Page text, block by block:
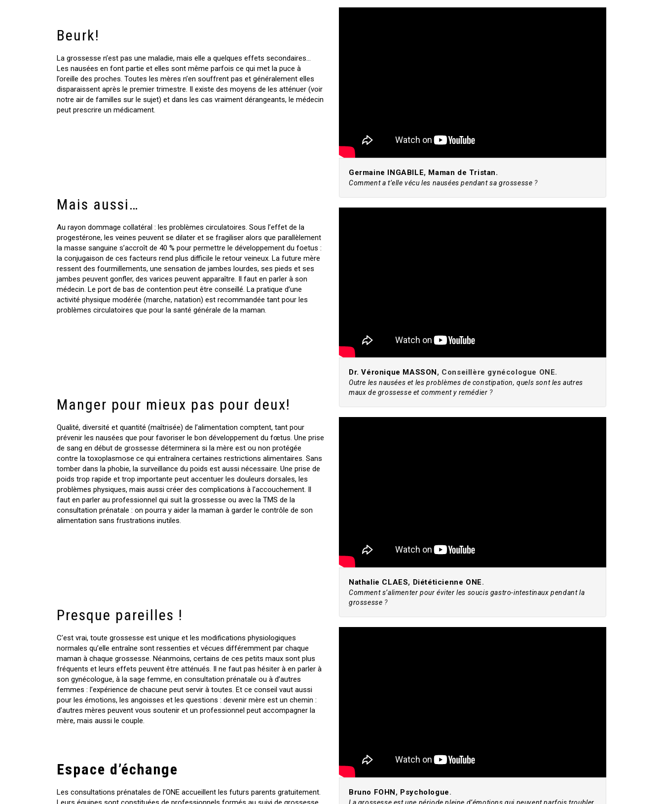
Beurk!
La grossesse n’est pas une maladie, mais elle a quelques effets secondaires…
Les nausées en font partie et elles sont même parfois ce qui met la puce à
l’oreille des proches. Toutes les mères n’en souffrent pas et généralement elles
disparaissent après le premier trimestre. Il existe des moyens de les atténuer (voir
notre air de familles sur le sujet) et dans les cas vraiment dérangeants, le médecin
peut prescrire un médicament.
Mais aussi…
Au rayon dommage collatéral : les problèmes circulatoires. Sous l’effet de la
progestérone, les veines peuvent se dilater et se fragiliser alors que parallèlement
la masse sanguine s’accroît de 40 % pour permettre le développement du foetus :
la conjugaison de ces facteurs rend plus difficile le retour veineux. La future mère
ressent des fourmillements, une sensation de jambes lourdes, ses pieds et ses
jambes peuvent gonfler, des varices peuvent apparaître. Il faut en parler à son
médecin. Le port de bas de contention peut être conseillé. La pratique d’une
activité physique modérée (marche, natation) est recommandée tant pour les
problèmes circulatoires que pour la santé générale de la maman.
Manger pour mieux pas pour deux!
Qualité, diversité et quantité (maîtrisée) de l’alimentation comptent, tant pour
prévenir les nausées que pour favoriser le bon développement du fœtus. Une prise
de sang en début de grossesse déterminera si la mère est ou non protégée
contre la toxoplasmose ce qui entraînera certaines restrictions alimentaires. Sans
tomber dans la phobie, la surveillance du poids est aussi nécessaire. Une prise de
poids trop rapide et trop importante peut accentuer les douleurs dorsales, les
problèmes physiques, mais aussi créer des complications à l’accouchement. Il
faut en parler au professionnel qui suit la grossesse ou avec la TMS de la
consultation prénatale : on pourra y aider la maman à garder le contrôle de son
alimentation sans frustrations inutiles.
Presque pareilles !
C’est vrai, toute grossesse est unique et les modifications physiologiques
normales qu’elle entraîne sont ressenties et vécues différemment par chaque
maman à chaque grossesse. Néanmoins, certains de ces petits maux sont plus
fréquents et leurs effets peuvent être atténués. Il ne faut pas hésiter à en parler à
son gynécologue, à la sage femme, en consultation prénatale ou à d’autres
femmes : l’expérience de chacune peut servir à toutes. Et ce conseil vaut aussi
pour les émotions, les angoisses et les questions : devenir mère est un chemin :
d’autres mères peuvent vous soutenir et un professionnel peut accompagner la
mère, mais aussi le couple.
Espace d’échange
Les consultations prénatales de l’ONE accueillent les futurs parents gratuitement.
Germaine INGABILE, Maman de Tristan.
Comment a t’elle vécu les nausées pendant sa grossesse ?
Dr. Véronique MASSON , Conseillère gynécologue ONE.
Outre les nausées et les problèmes de constipation, quels sont les autres
maux de grossesse et comment y remédier ?
Nathalie CLAES, Diététicienne ONE.
Comment s’alimenter pour éviter les soucis gastro-intestinaux pendant la
grossesse ?
Bruno FOHN, Psychologue.